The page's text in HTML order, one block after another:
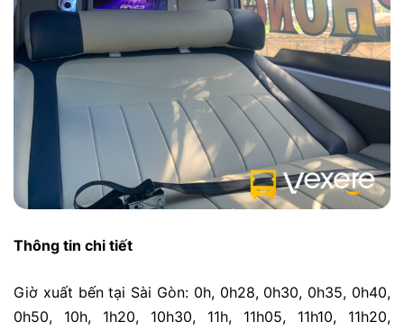
Thông tin chi tiết
Giờ xuất bến tại Sài Gòn: 0h, 0h28, 0h30, 0h35, 0h40,
0h50, 10h, 1h20, 10h30, 11h, 11h05, 11h10, 11h20,